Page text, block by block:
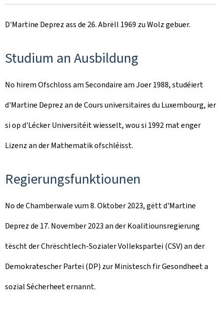
D'Martine Deprez ass de 26. Abrëll 1969 zu Wolz gebuer.
Studium an Ausbildung
No hirem Ofschloss am Secondaire am Joer 1988, studéiert
d'Martine Deprez an de Cours universitaires du Luxembourg, ier
si op d'Lécker Universitéit wiesselt, wou si 1992 mat enger
Lizenz an der Mathematik ofschléisst.
Regierungsfunktiounen
No de Chamberwale vum 8. Oktober 2023, gëtt d'Martine
Deprez de 17. November 2023 an der Koalitiounsregierung
tëscht der Chrëschtlech-Sozialer Vollekspartei (CSV) an der
Demokratescher Partei (DP) zur Ministesch fir Gesondheet a
sozial Sécherheet ernannt.